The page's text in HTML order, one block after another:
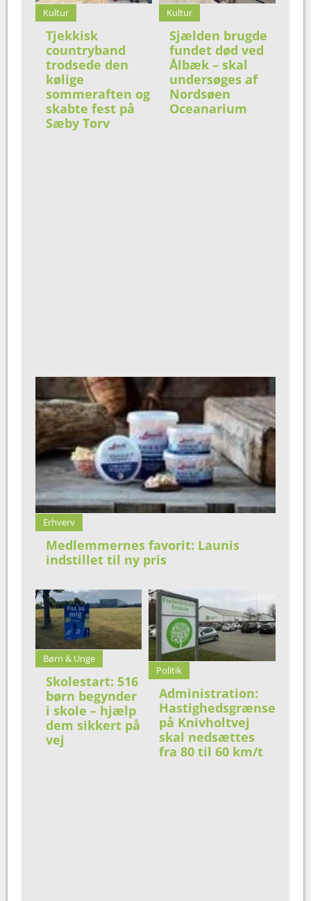
Kultur
Tjekkisk
countryband
trodsede den
kølige
sommeraften og
skabte fest på
Sæby Torv
Kultur
Sjælden brugde
fundet død ved
Ålbæk – skal
undersøges af
Nordsøen
Oceanarium
Erhverv
Medlemmernes favorit: Launis
indstillet til ny pris
Børn & Unge
Skolestart: 516
børn begynder
i skole – hjælp
dem sikkert på
vej
Politik
Administration:
Hastighedsgrænse
på Knivholtvej
skal nedsættes
fra 80 til 60 km/t